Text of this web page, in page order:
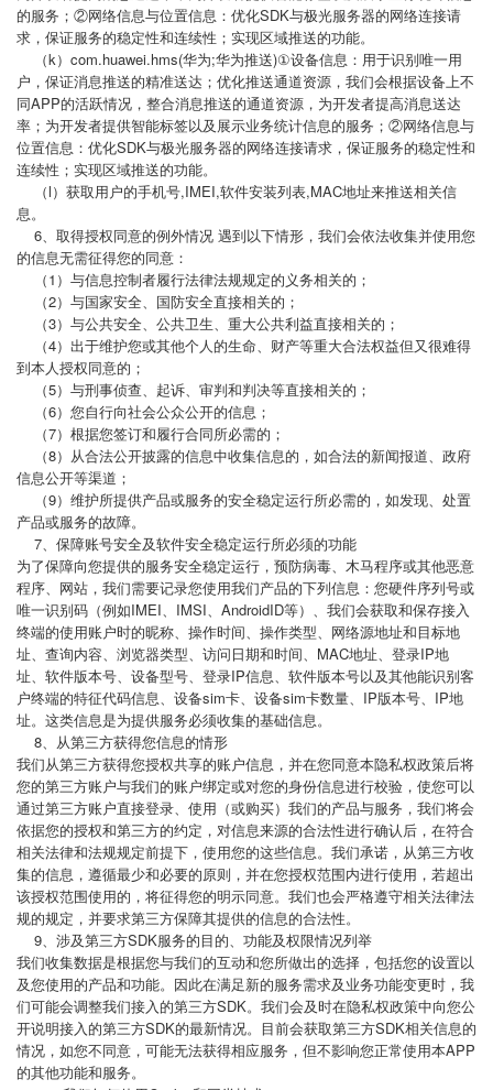
的服务；②网络信息与位置信息：优化SDK与极光服务器的网络连接请
求，保证服务的稳定性和连续性；实现区域推送的功能。
（k）com.huawei.hms(华为;华为推送)①设备信息：用于识别唯一用
户，保证消息推送的精准送达；优化推送通道资源，我们会根据设备上不
同APP的活跃情况，整合消息推送的通道资源，为开发者提高消息送达
率；为开发者提供智能标签以及展示业务统计信息的服务；②网络信息与
位置信息：优化SDK与极光服务器的网络连接请求，保证服务的稳定性和
连续性；实现区域推送的功能。
（l）获取用户的手机号,IMEI,软件安装列表,MAC地址来推送相关信
息。
6、取得授权同意的例外情况 遇到以下情形，我们会依法收集并使用您
的信息无需征得您的同意：
（1）与信息控制者履行法律法规规定的义务相关的；
（2）与国家安全、国防安全直接相关的；
（3）与公共安全、公共卫生、重大公共利益直接相关的；
（4）出于维护您或其他个人的生命、财产等重大合法权益但又很难得
到本人授权同意的；
（5）与刑事侦查、起诉、审判和判决等直接相关的；
（6）您自行向社会公众公开的信息；
（7）根据您签订和履行合同所必需的；
（8）从合法公开披露的信息中收集信息的，如合法的新闻报道、政府
信息公开等渠道；
（9）维护所提供产品或服务的安全稳定运行所必需的，如发现、处置
产品或服务的故障。
7、保障账号安全及软件安全稳定运行所必须的功能
为了保障向您提供的服务安全稳定运行，预防病毒、木马程序或其他恶意
程序、网站，我们需要记录您使用我们产品的下列信息：您硬件序列号或
唯一识别码（例如IMEI、IMSI、AndroidID等）、我们会获取和保存接入
终端的使用账户时的昵称、操作时间、操作类型、网络源地址和目标地
址、查询内容、浏览器类型、访问日期和时间、MAC地址、登录IP地
址、软件版本号、设备型号、登录IP信息、软件版本号以及其他能识别客
户终端的特征代码信息、设备sim卡、设备sim卡数量、IP版本号、IP地
址。这类信息是为提供服务必须收集的基础信息。
8、从第三方获得您信息的情形
我们从第三方获得您授权共享的账户信息，并在您同意本隐私权政策后将
您的第三方账户与我们的账户绑定或对您的身份信息进行校验，使您可以
通过第三方账户直接登录、使用（或购买）我们的产品与服务，我们将会
依据您的授权和第三方的约定，对信息来源的合法性进行确认后，在符合
相关法律和法规规定前提下，使用您的这些信息。我们承诺，从第三方收
集的信息，遵循最少和必要的原则，并在您授权范围内进行使用，若超出
该授权范围使用的，将征得您的明示同意。我们也会严格遵守相关法律法
规的规定，并要求第三方保障其提供的信息的合法性。
9、涉及第三方SDK服务的目的、功能及权限情况列举
我们收集数据是根据您与我们的互动和您所做出的选择，包括您的设置以
及您使用的产品和功能。因此在满足新的服务需求及业务功能变更时，我
们可能会调整我们接入的第三方SDK。我们会及时在隐私权政策中向您公
开说明接入的第三方SDK的最新情况。目前会获取第三方SDK相关信息的
情况，如您不同意，可能无法获得相应服务，但不影响您正常使用本APP
的其他功能和服务。